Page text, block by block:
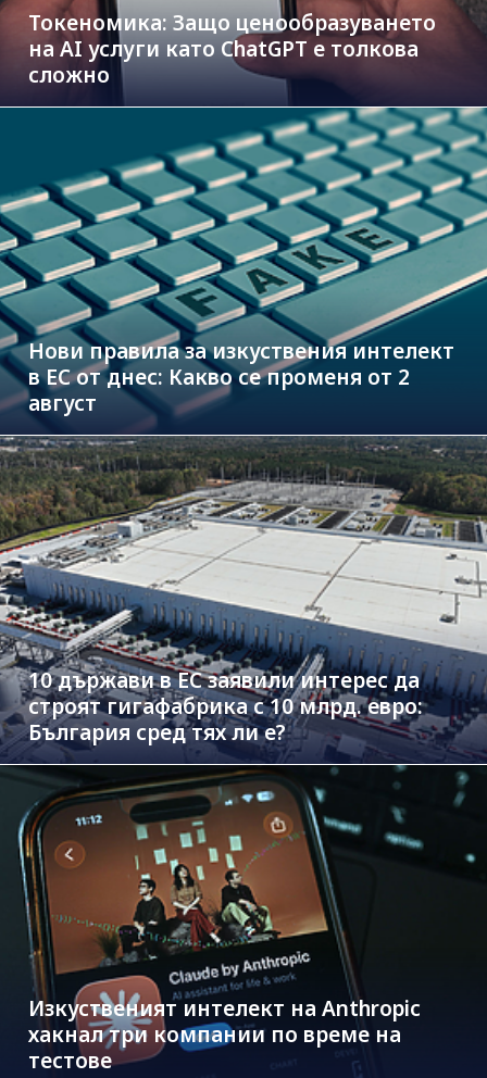
Токеномика: Защо ценообразуването
на AI услуги като ChatGPT е толкова
сложно
Нови правила за изкуствения интелект
в ЕС от днес: Какво се променя от 2
август
10 държави в ЕС заявили интерес да
строят гигафабрика с 10 млрд. евро:
България сред тях ли е?
Изкуственият интелект на Anthropic
хакнал три компании по време на
тестове